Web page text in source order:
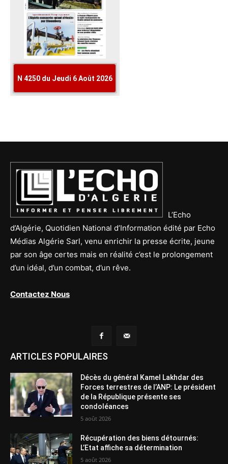
L’Echo
d’Algérie, Quotidien National d’Information édité par Echo
Médias Algérie Sarl, venu enrichir la presse écrite, jeune
par son âge certes mais en réalité c’est le prolongement
d’un idéal, d’un combat, d’un rêve.
Contactez Nous
ARTICLES POPULAIRES
Décès du général Kamel Lakhdar des
Forces terrestres de l’ANP: Le président
de la République présente ses
condoléances
5 août 2026
Récupération des biens détournés:
L’Etat affiche sa détermination
5 août 2026